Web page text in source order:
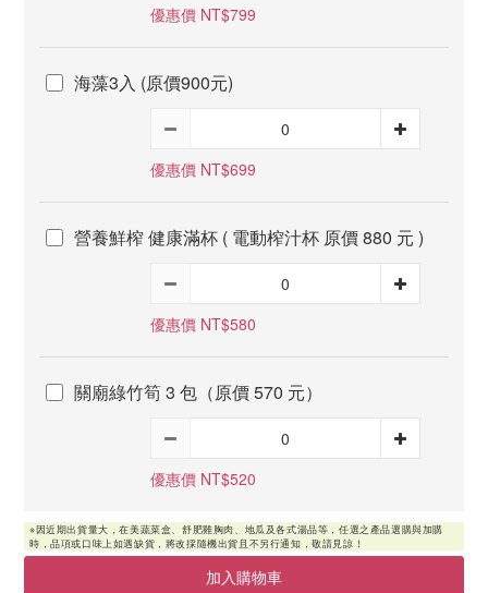
優惠價 NT$799
海藻3入 (原價900元)
優惠價 NT$699
營養鮮榨 健康滿杯 ( 電動榨汁杯 原價 880 元 )
優惠價 NT$580
關廟綠竹筍 3 包（原價 570 元）
優惠價 NT$520
加入購物車